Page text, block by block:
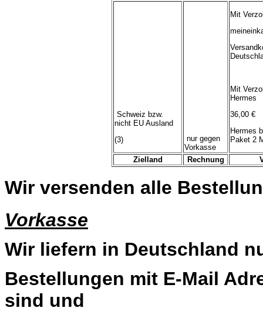
Zielland Rechnung
Schweiz bzw.
nicht EU Ausland
(3)
nur gegen
Vorkasse
Mit
Mit
Hermes
36,00 €
Hermes
Paket 2
Wir versenden alle
Vorkasse
Wir liefern in Deutschland
Bestellungen mit E-Mail
sind und